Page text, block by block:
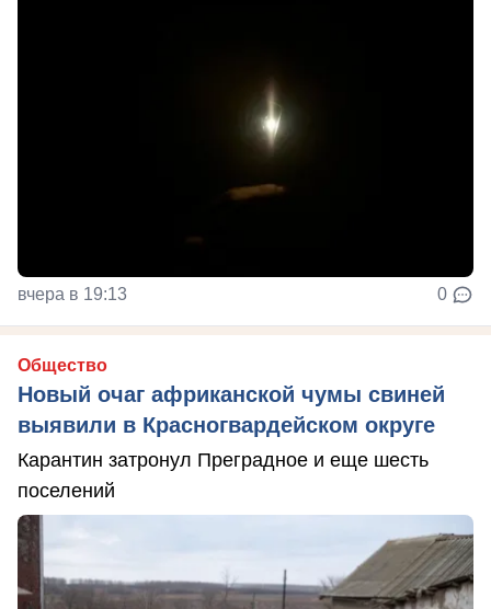
вчера в 19:13 0
Общество
Новый очаг африканской чумы свиней
выявили в Красногвардейском округе
Карантин затронул Преградное и еще шесть
поселений